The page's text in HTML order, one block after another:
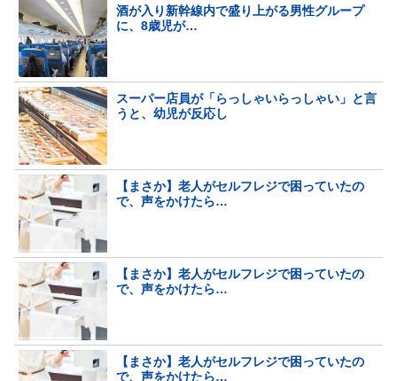
酒が入り新幹線内で盛り上がる男性グループ
に、8歳児が…
スーパー店員が「らっしゃいらっしゃい」と言
うと、幼児が反応し
【まさか】老人がセルフレジで困っていたの
で、声をかけたら…
【まさか】老人がセルフレジで困っていたの
で、声をかけたら…
【まさか】老人がセルフレジで困っていたの
で、声をかけたら…